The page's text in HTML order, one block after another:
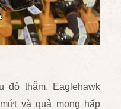
đỏ thẫm. Eaglehawk
và quả mọng hấp